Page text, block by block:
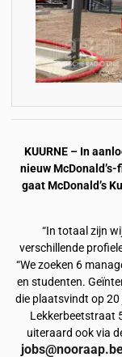
KUURNE – In
nieuw
gaat McDonald’s
“In totaal zijn
verschillende
“We zoeken 6
en studenten.
die plaatsvindt op
Lekkerbeetstraat
uiteraard ook via